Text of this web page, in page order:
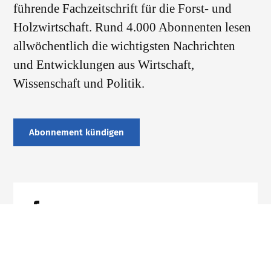
führende Fachzeitschrift für die Forst- und
Holzwirtschaft. Rund 4.000 Abonnenten lesen
allwöchentlich die wichtigsten Nachrichten
und Entwicklungen aus Wirtschaft,
Wissenschaft und Politik.
Abonnement kündigen